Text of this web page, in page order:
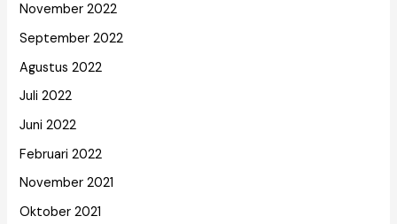
November 2022
September 2022
Agustus 2022
Juli 2022
Juni 2022
Februari 2022
November 2021
Oktober 2021